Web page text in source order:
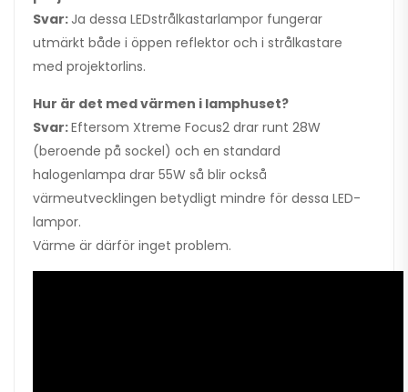
Svar: Ja dessa LEDstrålkastarlampor fungerar
utmärkt både i öppen reflektor och i strålkastare
med projektorlins.
Hur är det med värmen i lamphuset?
Svar:Eftersom Xtreme Focus2 drar runt 28W
(beroende på sockel) och en standard
halogenlampa drar 55W så blir också
värmeutvecklingen betydligt mindre för dessa LED-
lampor.
Värme är därför inget problem.